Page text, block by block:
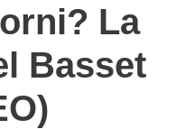
La
Basset